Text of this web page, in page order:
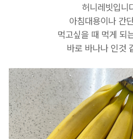
허니레빗입니
아침대용이나 간
먹고싶을 때 먹게 되
바로 바나나 인것